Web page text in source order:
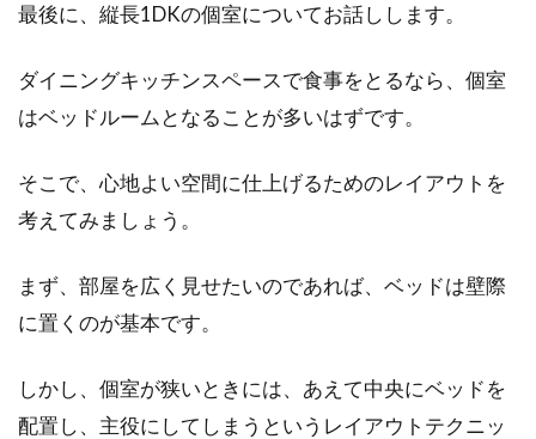
最後に、縦長1DKの個室についてお話しします。
ダイニングキッチンスペースで食事をとるなら、個室
はベッドルームとなることが多いはずです。
そこで、心地よい空間に仕上げるためのレイアウトを
考えてみましょう。
まず、部屋を広く見せたいのであれば、ベッドは壁際
に置くのが基本です。
しかし、個室が狭いときには、あえて中央にベッドを
配置し、主役にしてしまうというレイアウトテクニッ